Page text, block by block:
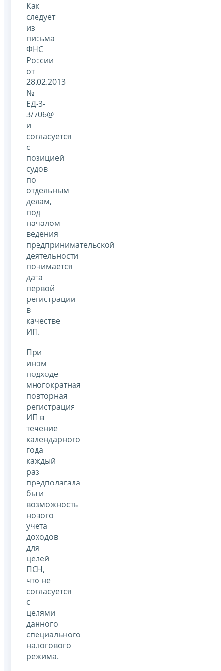
Как
следует
из
письма
ФНС
России
от
28.02.2013
№
ЕД-3-
3/706@
и
согласуется
с
позицией
судов
по
отдельным
делам,
под
началом
ведения
предпринимательской
деятельности
понимается
дата
первой
регистрации
в
качестве
ИП.
При
ином
подходе
многократная
повторная
регистрация
ИП в
течение
календарного
года
каждый
раз
предполагала
бы и
возможность
нового
учета
доходов
для
целей
ПСН,
что не
согласуется
с
целями
данного
специального
налогового
режима.